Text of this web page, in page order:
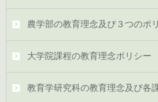
農学部の教育理念及び３つのポ
大学院課程の教育理念ポリシー
教育学研究科の教育理念及び各